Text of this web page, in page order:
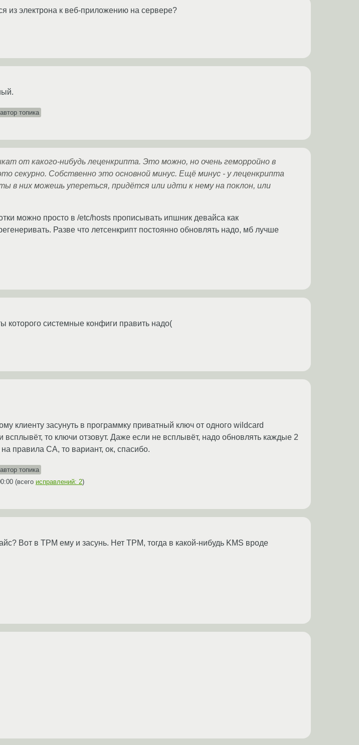
из электрона к веб-приложению на сервере?
автор топика
от какого-нибудь леценкрипта. Это можно, но очень геморройно в
секурно. Собственно это основной минус. Ещё минус - у леценкрипта
в них можешь упереться, придётся или идти к нему на поклон, или
можно просто в /etc/hosts прописывать ипшник девайса как
Разве что летсенкрипт постоянно обновлять надо, мб лучше
системные конфиги править надо(
клиенту засунуть в программку приватный ключ от одного wildcard
то ключи отзовут. Даже если не всплывёт, надо обновлять каждые 2
правила CA, то вариант, ок, спасибо.
автор топика
(всего исправлений: 2)
Вот в TPM ему и засунь. Нет TPM, тогда в какой-нибудь KMS вроде